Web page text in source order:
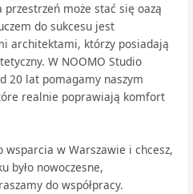
może stać się oazą
do sukcesu jest
architektami, którzy posiadają
W NOOMO Studio
20 lat pomagamy naszym
realnie poprawiają komfort
wsparcia w Warszawie i chcesz,
było nowoczesne,
do współpracy.